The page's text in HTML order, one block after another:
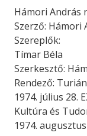
Hámori András
Szerző: Hámori
Szereplők:
Tímar Béla
Szerkesztő:
Rendező:
1974. július 28.
Kultúra és
1974. augusztus